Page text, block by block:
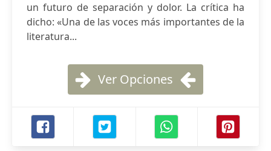
un futuro de separación y dolor. La crítica ha
dicho: «Una de las voces más importantes de la
literatura...
Ver Opciones